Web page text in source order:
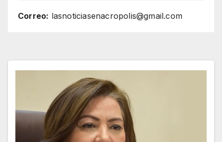
Correo: lasnoticiasenacropolis@gmail.com